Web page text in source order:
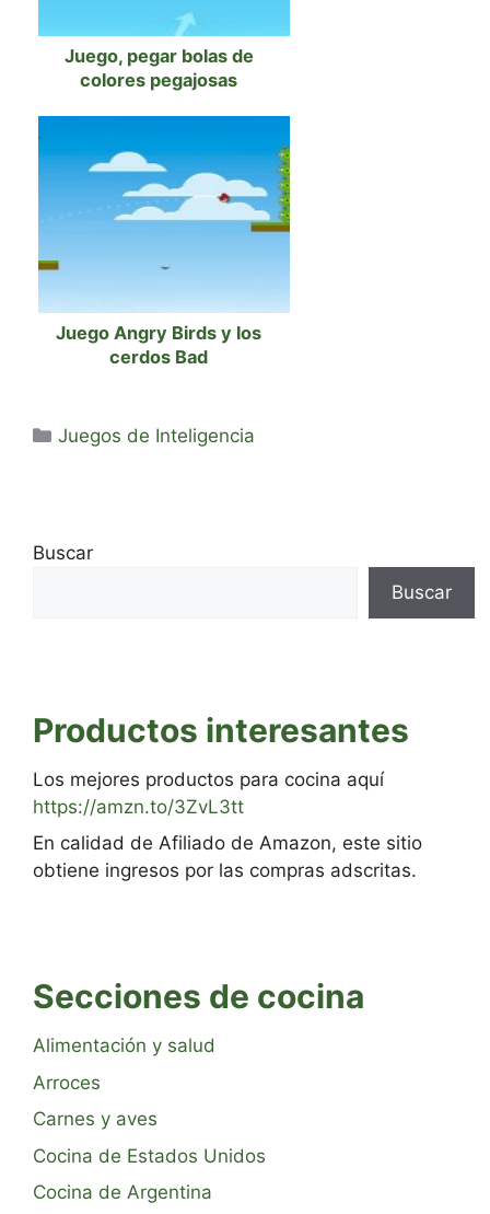
Juego, pegar bolas de
colores pegajosas
Juego Angry Birds y los
cerdos Bad
Categorías
Juegos de Inteligencia
Buscar
Buscar
Productos interesantes
Los mejores productos para cocina aquí
https://amzn.to/3ZvL3tt
En calidad de Afiliado de Amazon, este sitio
obtiene ingresos por las compras adscritas.
Secciones de cocina
Alimentación y salud
Arroces
Carnes y aves
Cocina de Estados Unidos
Cocina de Argentina